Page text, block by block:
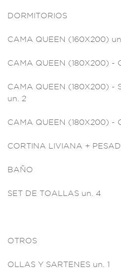
DORMITORIOS
CAMA QUEEN (160X200) u
CAMA QUEEN (180X200) -
CAMA QUEEN (180X200) -
un. 2
CAMA QUEEN (180X200) -
CORTINA LIVIANA + PE
BAÑO
SET DE TOALLAS un. 4
OTROS
OLLAS Y SARTENES un. 1